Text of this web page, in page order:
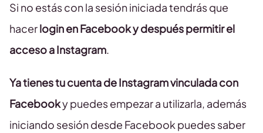
Si no estás con la sesión iniciada tendrás que
hacerlogin en Facebook y después permitir el
acceso a Instagram.
Ya tienes tu cuenta de Instagram vinculada con
Facebooky puedes empezar a utilizarla, además
iniciando sesión desde Facebook puedes saber